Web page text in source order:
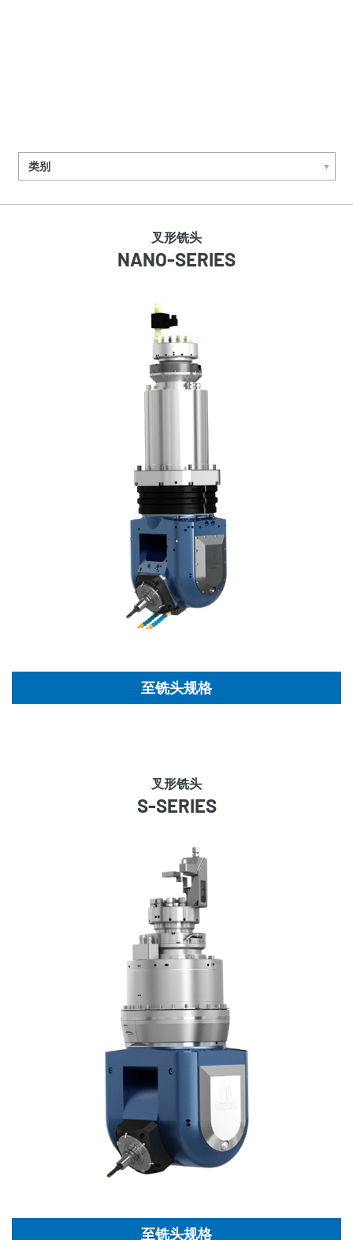
类别 ▼
叉形铣头
NANO-SERIES
至铣头规格
叉形铣头
S-SERIES
至铣头规格